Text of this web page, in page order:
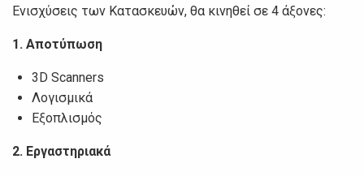
Ενισχύσεις των Κατασκευών, θα κινηθεί σε 4 άξονες:
1. Αποτύπωση
3D Scanners
Λογισμικά
Εξοπλισμός
2. Εργαστηριακά